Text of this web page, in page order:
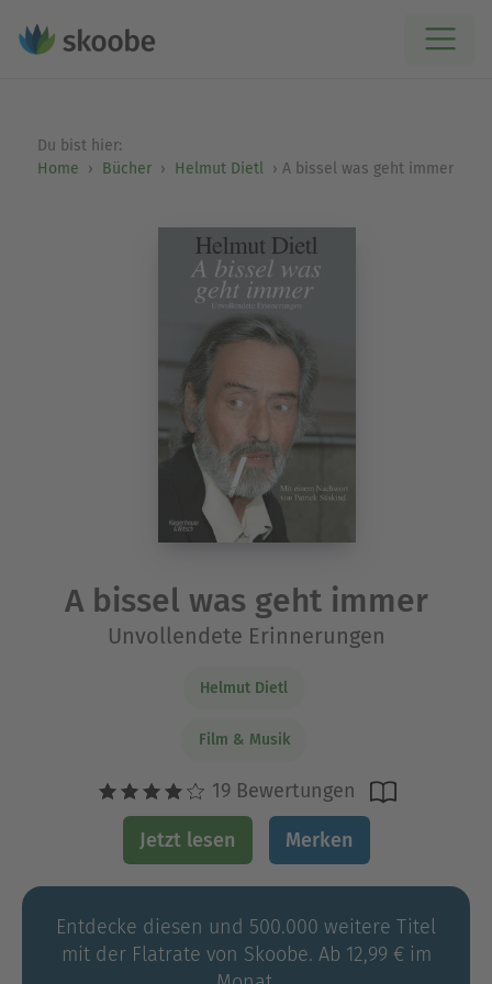
Du bist hier:
Home
Bücher Helmut Dietl A bissel was geht immer
A bissel was geht immer
Unvollendete Erinnerungen
Helmut Dietl
Film & Musik
19 Bewertungen
Jetzt lesen Merken
Entdecke diesen und 500.000 weitere Titel
mit der Flatrate von Skoobe. Ab 12,99 € im